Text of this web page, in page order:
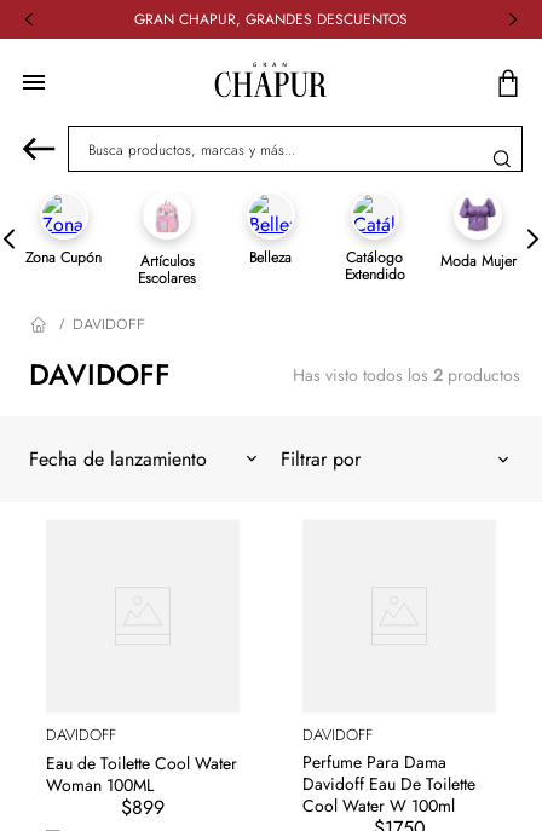
GRAN CHAPUR, GRANDES DESCUENTOS
Busca productos, marcas y más...
Zona Cupón Artículos
Escolares
Belleza Catálogo
Extendido
Moda Mujer
DAVIDOFF
DAVIDOFF Has visto todos los 2 productos
Fecha de lanzamiento
DAVIDOFF
Eau de Toilette Cool Water
Woman 100ML
$899
DAVIDOFF
Perfume Para Dama
Davidoff Eau De Toilette
Cool Water W 100ml